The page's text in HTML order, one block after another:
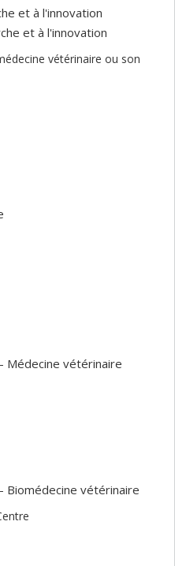
et à l'innovation
et à l'innovation
vétérinaire ou son
Médecine vétérinaire
Biomédecine vétérinaire